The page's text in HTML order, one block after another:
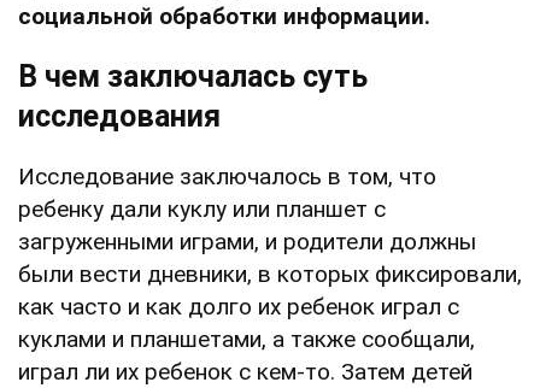
социальной обработки информации.
В чем заключалась суть
исследования
Исследование заключалось в том, что
ребенку дали куклу или планшет с
загруженными играми, и родители должны
были вести дневники, в которых фиксировали,
как часто и как долго их ребенок играл с
куклами и планшетами, а также сообщали,
играл ли их ребенок с кем-то. Затем детей